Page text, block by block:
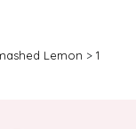
Lemon > 1